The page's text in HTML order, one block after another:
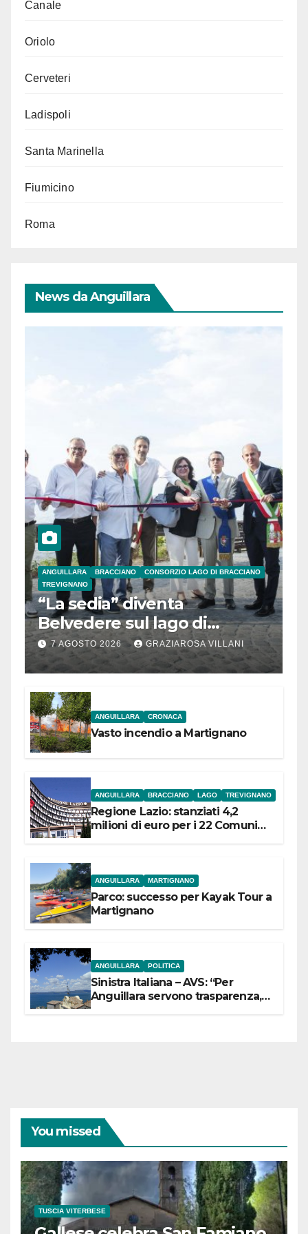
Canale
Oriolo
Cerveteri
Ladispoli
Santa Marinella
Fiumicino
Roma
News da Anguillara
ANGUILLARA BRACCIANO
CONSORZIO LAGO DI BRACCIANO
TREVIGNANO
“La sedia” diventa
Belvedere sul lago di
Bracciano: ieri
l’inaugurazione
7 AGOSTO 2026 GRAZIAROSA VILLANI
ANGUILLARA CRONACA
Vasto incendio a Martignano
ANGUILLARA BRACCIANO LAGO TREVIGNANO
Regione Lazio: stanziati 4,2
milioni di euro per i 22 Comuni
ANGUILLARA MARTIGNANO
Parco: successo per Kayak Tour a
Martignano
ANGUILLARA POLITICA
Sinistra Italiana – AVS: “Per
Anguillara servono trasparenza,
You missed
TUSCIA VITERBESE